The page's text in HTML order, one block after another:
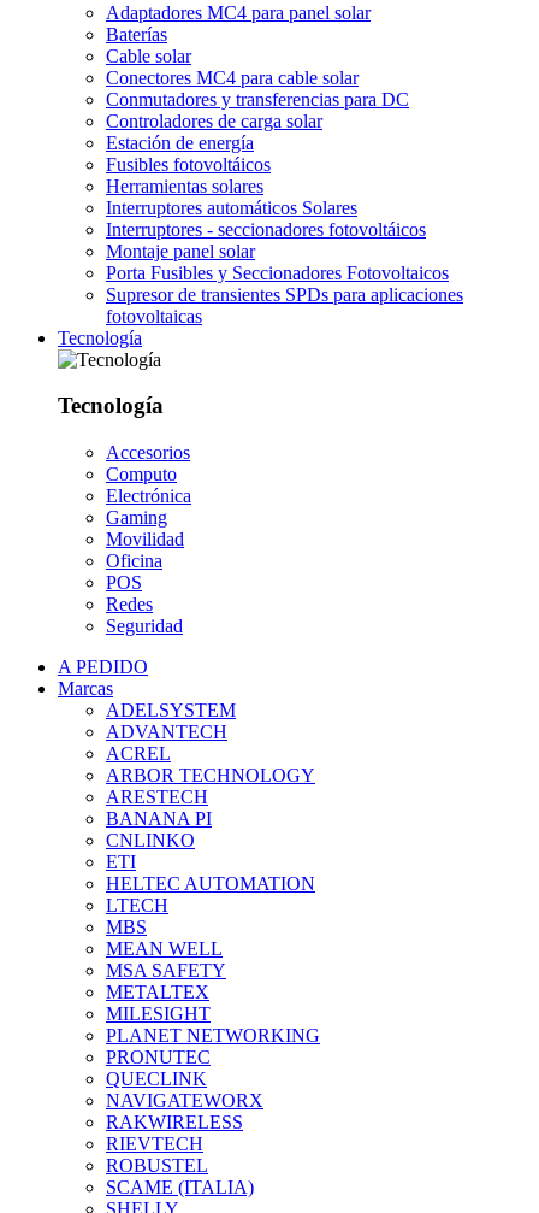
Adaptadores MC4 para panel solar
Baterías
Cable solar
Conectores MC4 para cable solar
Conmutadores y transferencias para DC
Controladores de carga solar
Estación de energía
Fusibles fotovoltáicos
Herramientas solares
Interruptores automáticos Solares
Interruptores - seccionadores fotovoltáicos
Montaje panel solar
Porta Fusibles y Seccionadores Fotovoltaicos
Supresor de transientes SPDs para aplicaciones
fotovoltaicas
Tecnología
Tecnología
Accesorios
Computo
Electrónica
Gaming
Movilidad
Oficina
POS
Redes
Seguridad
A PEDIDO
Marcas
ADELSYSTEM
ADVANTECH
ACREL
ARBOR TECHNOLOGY
ARESTECH
BANANA PI
CNLINKO
ETI
HELTEC AUTOMATION
LTECH
MBS
MEAN WELL
MSA SAFETY
METALTEX
MILESIGHT
PLANET NETWORKING
PRONUTEC
QUECLINK
NAVIGATEWORX
RAKWIRELESS
RIEVTECH
ROBUSTEL
SCAME (ITALIA)
SHELLY